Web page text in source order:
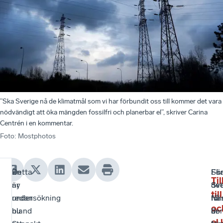
”Ska Sverige nå de klimatmål som vi har förbundit oss till kommer det vara
nödvändigt att öka mängden fossilfri och planerbar el”, skriver Carina
Centrén i en kommentar.
Foto: Mostphotos
En
ny
undersökning
bland
Detta
är
redan
nu
till
nå
de
För
är
För
det